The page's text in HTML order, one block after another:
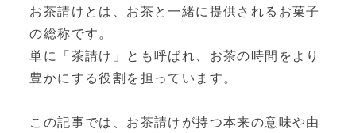
お茶請けとは、お茶と一緒に提供されるお菓子
の総称です。
単に「茶請け」とも呼ばれ、お茶の時間をより
豊かにする役割を担っています。
この記事では、お茶請けが持つ本来の意味や由